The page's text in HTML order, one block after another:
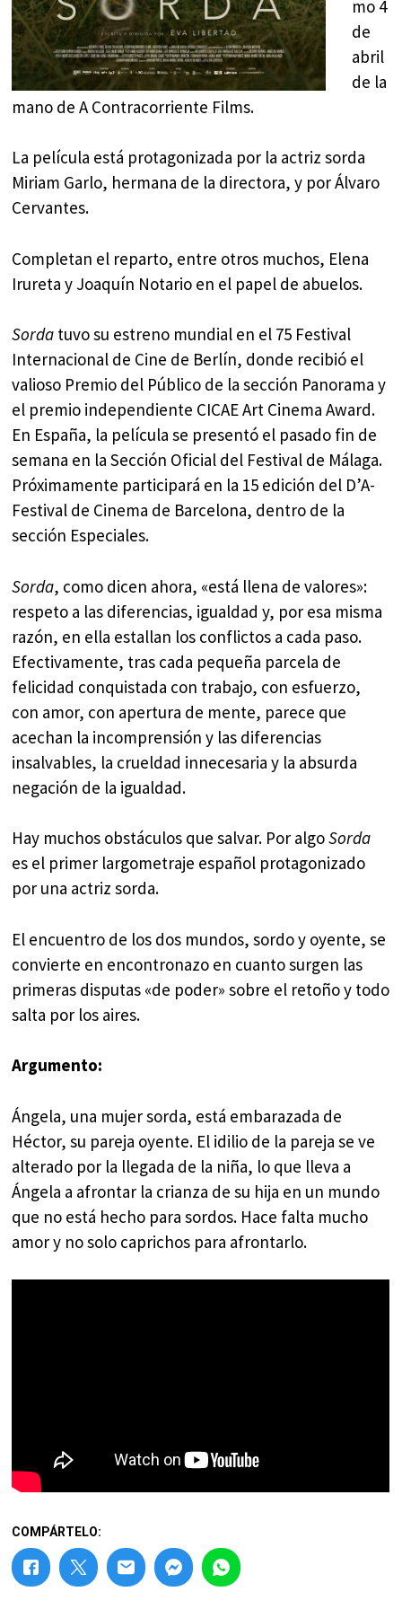
mo 4
de
abril
de la
mano de A Contracorriente Films.
La película está protagonizada por la actriz sorda
Miriam Garlo, hermana de la directora, y por Álvaro
Cervantes.
Completan el reparto, entre otros muchos, Elena
Irureta y Joaquín Notario en el papel de abuelos.
Sorda tuvo su estreno mundial en el 75 Festival
Internacional de Cine de Berlín, donde recibió el
valioso Premio del Público de la sección Panorama y
el premio independiente CICAE Art Cinema Award.
En España, la película se presentó el pasado fin de
semana en la Sección Oficial del Festival de Málaga.
Próximamente participará en la 15 edición del D’A-
Festival de Cinema de Barcelona, dentro de la
sección Especiales.
Sorda, como dicen ahora, «está llena de valores»:
respeto a las diferencias, igualdad y, por esa misma
razón, en ella estallan los conflictos a cada paso.
Efectivamente, tras cada pequeña parcela de
felicidad conquistada con trabajo, con esfuerzo,
con amor, con apertura de mente, parece que
acechan la incomprensión y las diferencias
insalvables, la crueldad innecesaria y la absurda
negación de la igualdad.
Hay muchos obstáculos que salvar. Por algoSorda
es el primer largometraje español protagonizado
por una actriz sorda.
El encuentro de los dos mundos, sordo y oyente, se
convierte en encontronazo en cuanto surgen las
primeras disputas «de poder» sobre el retoño y todo
salta por los aires.
Argumento:
Ángela, una mujer sorda, está embarazada de
Héctor, su pareja oyente. El idilio de la pareja se ve
alterado por la llegada de la niña, lo que lleva a
Ángela a afrontar la crianza de su hija en un mundo
que no está hecho para sordos. Hace falta mucho
amor y no solo caprichos para afrontarlo.
COMPÁRTELO: